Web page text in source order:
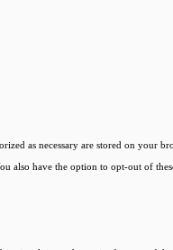
as necessary are stored on your
also have the option to opt-out of